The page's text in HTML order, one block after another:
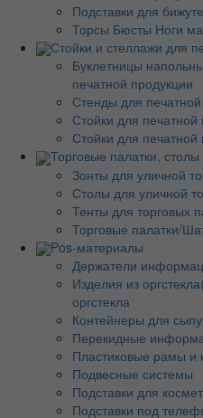
Подставки для
Торсы Бюсты Ноги
Стойки и стеллажи для
Буклетницы
печатной продукции
Стенды для
Стойки для
Стойки для
Торговые палатки, столы
Зонты для уличной
Столы для уличной
Тенты для торговых
Торговые палатки/
Pos-материалы
Держатели
Изделия из
оргстекла
Контейнеры для
Перекидные
Пластиковые рамы и
Подвесные системы
Подставки для
Подставки под